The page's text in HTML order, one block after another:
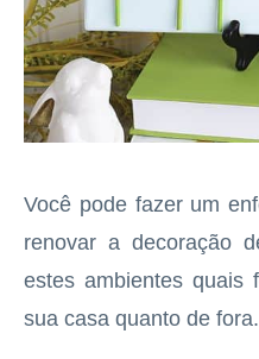
Você pode fazer um
renovar a decoração
estes ambientes quais
sua casa quanto de fora.